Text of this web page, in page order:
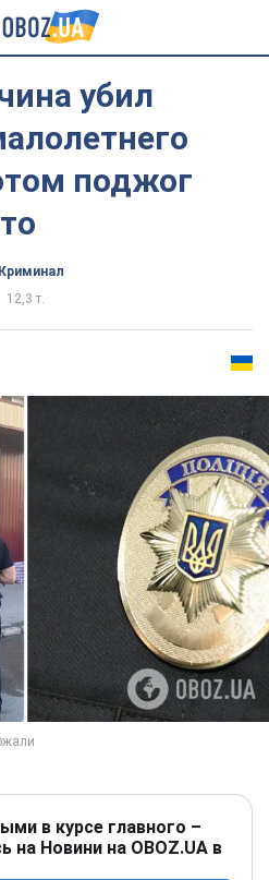
убил
поджог
Криминал
12,3 т.
в курсе главного –
на Новини на OBOZ.UA в